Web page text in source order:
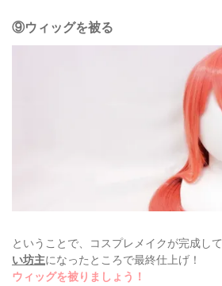
⑨ウィッグを被る
ということで、コスプレメイクが完成して
い坊主になったところで最終仕上げ！
ウィッグを被りましょう！